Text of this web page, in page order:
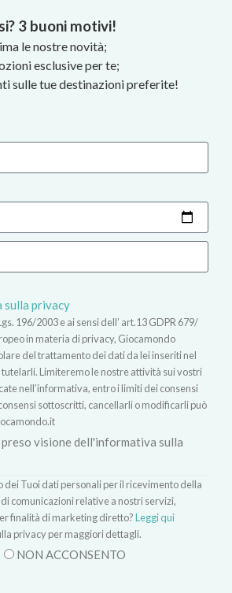
3 buoni motivi!
le nostre novità;
esclusive per te;
sulle tue destinazioni preferite!
sulla privacy
196/2003 e ai sensi dell’ art.13 GDPR 679/
in materia di privacy, Giocamondo
del trattamento dei dati da lei inseriti nel
tutelarli. Limiteremo le nostre attività sui vostri
nell’informativa, entro i limiti dei consensi
sottoscritti, cancellarli o modificarli può
visione dell'informativa sulla
dei Tuoi dati personali per il ricevimento della
comunicazioni relative a nostri servizi,
finalità di marketing diretto?Leggi qui
privacy per maggiori dettagli.
NON ACCONSENTO